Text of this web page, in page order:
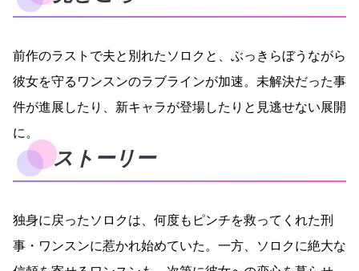
前作のラストで夫と別れたソロクと、ぶっきらぼうながら
彼女を守るワンスンのラブラインが加速。未解決だった事
件が進展したり、新キャラが登場したりと見逃せない展開
に。
ストーリー
独身に戻ったソロクは、何度もピンチを救ってくれた刑
事・ワンスンに惹かれ始めていた。一方、ソロクに絶大な